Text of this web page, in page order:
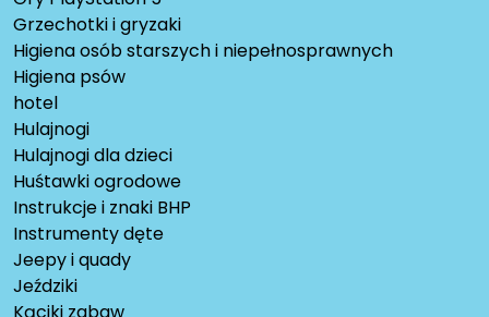
Grzechotki i gryzaki
Higiena osób starszych i niepełnosprawnych
Higiena psów
hotel
Hulajnogi
Hulajnogi dla dzieci
Huśtawki ogrodowe
Instrukcje i znaki BHP
Instrumenty dęte
Jeepy i quady
Jeździki